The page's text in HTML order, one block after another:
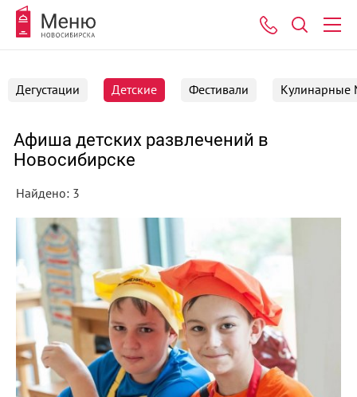
Дегустации Детские Фестивали Кулинарные
Афиша детских развлечений в
Новосибирске
Найдено: 3